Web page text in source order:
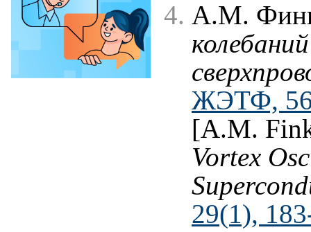
А.М.
ЖЭТФ, 56
[A.M.
Vortex
29(1),